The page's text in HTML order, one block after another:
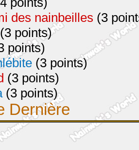
des nainbeilles (3
(3 points)
points)
(3 points)
(3 points)
(3 points)
Dernière